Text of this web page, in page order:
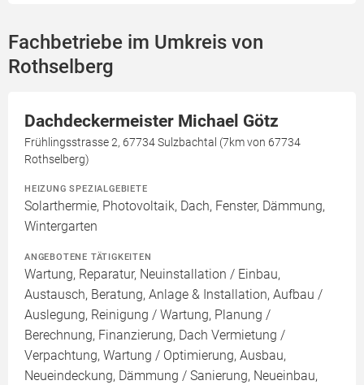
Fachbetriebe im Umkreis von
Rothselberg
Dachdeckermeister Michael Götz
Frühlingsstrasse 2, 67734 Sulzbachtal (7km von 67734
Rothselberg)
HEIZUNG SPEZIALGEBIETE
Solarthermie, Photovoltaik, Dach, Fenster, Dämmung,
Wintergarten
ANGEBOTENE TÄTIGKEITEN
Wartung, Reparatur, Neuinstallation / Einbau,
Austausch, Beratung, Anlage & Installation, Aufbau /
Auslegung, Reinigung / Wartung, Planung /
Berechnung, Finanzierung, Dach Vermietung /
Verpachtung, Wartung / Optimierung, Ausbau,
Neueindeckung, Dämmung / Sanierung, Neueinbau,